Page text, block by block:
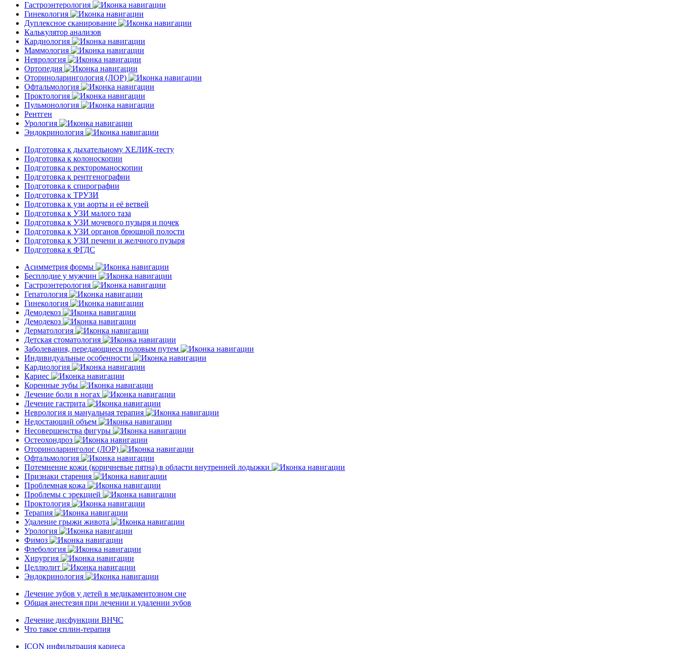
Гастроэнтерология
Гинекология
Дуплексное сканирование
Калькулятор анализов
Кардиология
Маммология
Неврология
Ортопедия
Оториноларингология (ЛОР)
Офтальмология
Проктология
Пульмонология
Рентген
Урология
Эндокринология
Подготовка к дыхательному ХЕЛИК-тесту
Подготовка к колоноскопии
Подготовка к ректороманоскопии
Подготовка к рентгенографии
Подготовка к спирографии
Подготовка к ТРУЗИ
Подготовка к узи аорты и её ветвей
Подготовка к УЗИ малого таза
Подготовка к УЗИ мочевого пузыря и почек
Подготовка к УЗИ органов брюшной полости
Подготовка к УЗИ печени и желчного пузыря
Подготовка к ФГДС
Асимметрия формы
Бесплодие у мужчин
Гастроэнтерология
Гепатология
Гинекология
Демодекоз
Демодекоз
Дерматология
Детская стоматология
Заболевания, передающиеся половым путем
Индивидуальные особенности
Кардиология
Кариес
Коренные зубы
Лечение боли в ногах
Лечение гастрита
Неврология и мануальная терапия
Недостающий объем
Несовершенства фигуры
Остеохондроз
Оториноларинголог (ЛОР)
Офтальмология
Потемнение кожи (коричневые пятна) в области внутренней лодыжки
Признаки старения
Проблемная кожа
Проблемы с эрекцией
Проктология
Терапия
Удаление грыжи живота
Урология
Фимоз
Флебология
Хирургия
Целлюлит
Эндокринология
Лечение зубов у детей в медикаментозном сне
Общая анестезия при лечении и удалении зубов
Лечение дисфункции ВНЧС
Что такое сплин-терапия
ICON инфильтрация кариеса